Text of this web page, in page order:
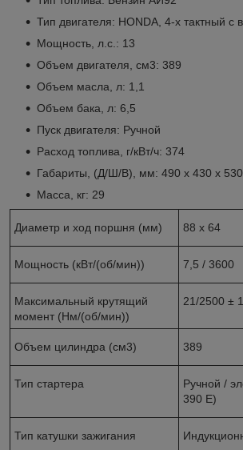
Тип двигателя: HONDA, 4-х тактный с
Мощность, л.с.: 13
Объем двигателя, см3: 389
Объем масла, л: 1,1
Объем бака, л: 6,5
Пуск двигателя: Ручной
Расход топлива, г/кВт/ч: 374
Габариты, (Д/Ш/В), мм: 490 х 430 х 530
Масса, кг: 29
Диаметр и ход поршня (мм) 88 х 64
Мощность (кВт/(об/мин)) 7,5 / 3600
Максималь­ный крутя­щий
момент (Нм/(об/мин))
21/2500 ±
Объем цилин­дра (cм3) 389
Тип стартера
Ручной /
390 E)
Тип катушки зажигания